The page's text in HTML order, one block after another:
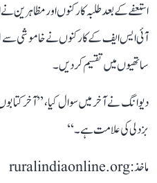
استعفے کے بعد طلبہ کارکنوں اور مظاہرین
آئی ایس ایف کے کارکنوں نے خاموشی سے
ساتھیوں میں تقسیم کردیں۔
دیوانگ نے آخر میں سوال کیا، ’’آخر
بزدلی کی علامت ہے۔‘‘
ماخذ: ruralindiaonline.org